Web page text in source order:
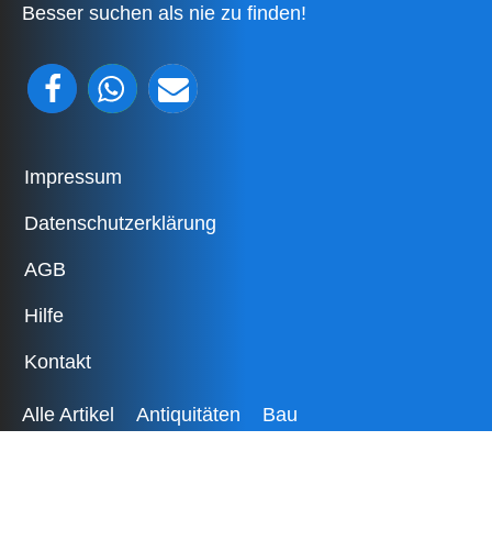
Besser suchen als nie zu finden!
Impressum
Datenschutzerklärung
AGB
Hilfe
Kontakt
Alle Artikel Antiquitäten
Bau